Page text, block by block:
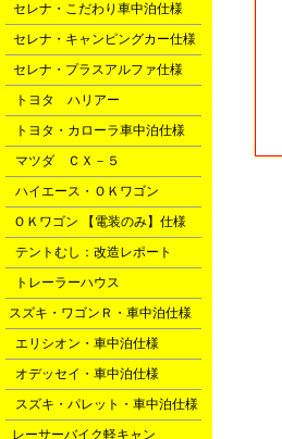
セレナ・こだわり車中泊仕様
セレナ・キャンピングカー仕様
セレナ・プラスアルファ仕様
トヨタ ハリアー
トヨタ・カローラ車中泊仕様
マツダ ＣＸ－５
ハイエース・ＯＫワゴン
ＯＫワゴン 【電装のみ】仕様
テントむし：改造レポート
トレーラーハウス
スズキ・ワゴンＲ・車中泊仕様
エリシオン・車中泊仕様
オデッセイ・車中泊仕様
スズキ・パレット・車中泊仕様
レーサーバイク軽キャン